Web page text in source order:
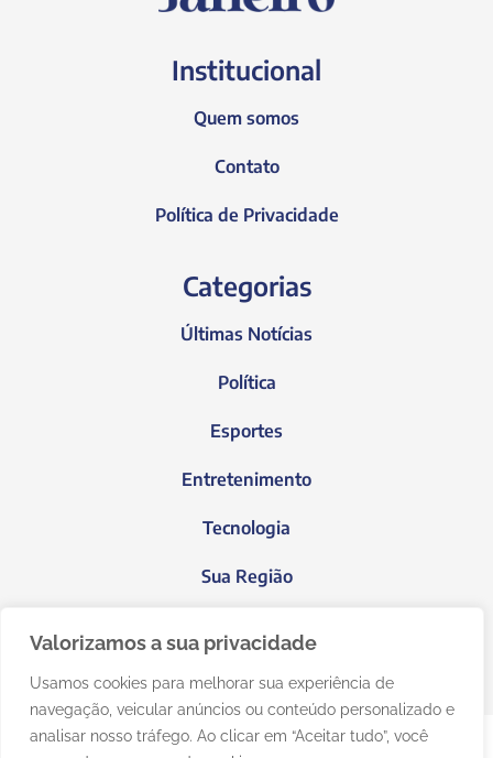
Valorizamos a sua privacidade
Usamos cookies para melhorar sua experiência de
navegação, veicular anúncios ou conteúdo personalizado e
analisar nosso tráfego. Ao clicar em “Aceitar tudo”, você
Institucional
Quem somos
Contato
Política de Privacidade
Categorias
Últimas Notícias
Política
Esportes
Entretenimento
Tecnologia
Sua Região